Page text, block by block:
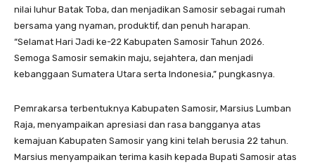
nilai luhur Batak Toba, dan menjadikan Samosir sebagai rumah
bersama yang nyaman, produktif, dan penuh harapan.
“Selamat Hari Jadi ke-22 Kabupaten Samosir Tahun 2026.
Semoga Samosir semakin maju, sejahtera, dan menjadi
kebanggaan Sumatera Utara serta Indonesia,” pungkasnya.
Pemrakarsa terbentuknya Kabupaten Samosir, Marsius Lumban
Raja, menyampaikan apresiasi dan rasa bangganya atas
kemajuan Kabupaten Samosir yang kini telah berusia 22 tahun.
Marsius menyampaikan terima kasih kepada Bupati Samosir atas